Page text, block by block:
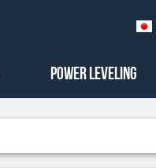
Power Leveling